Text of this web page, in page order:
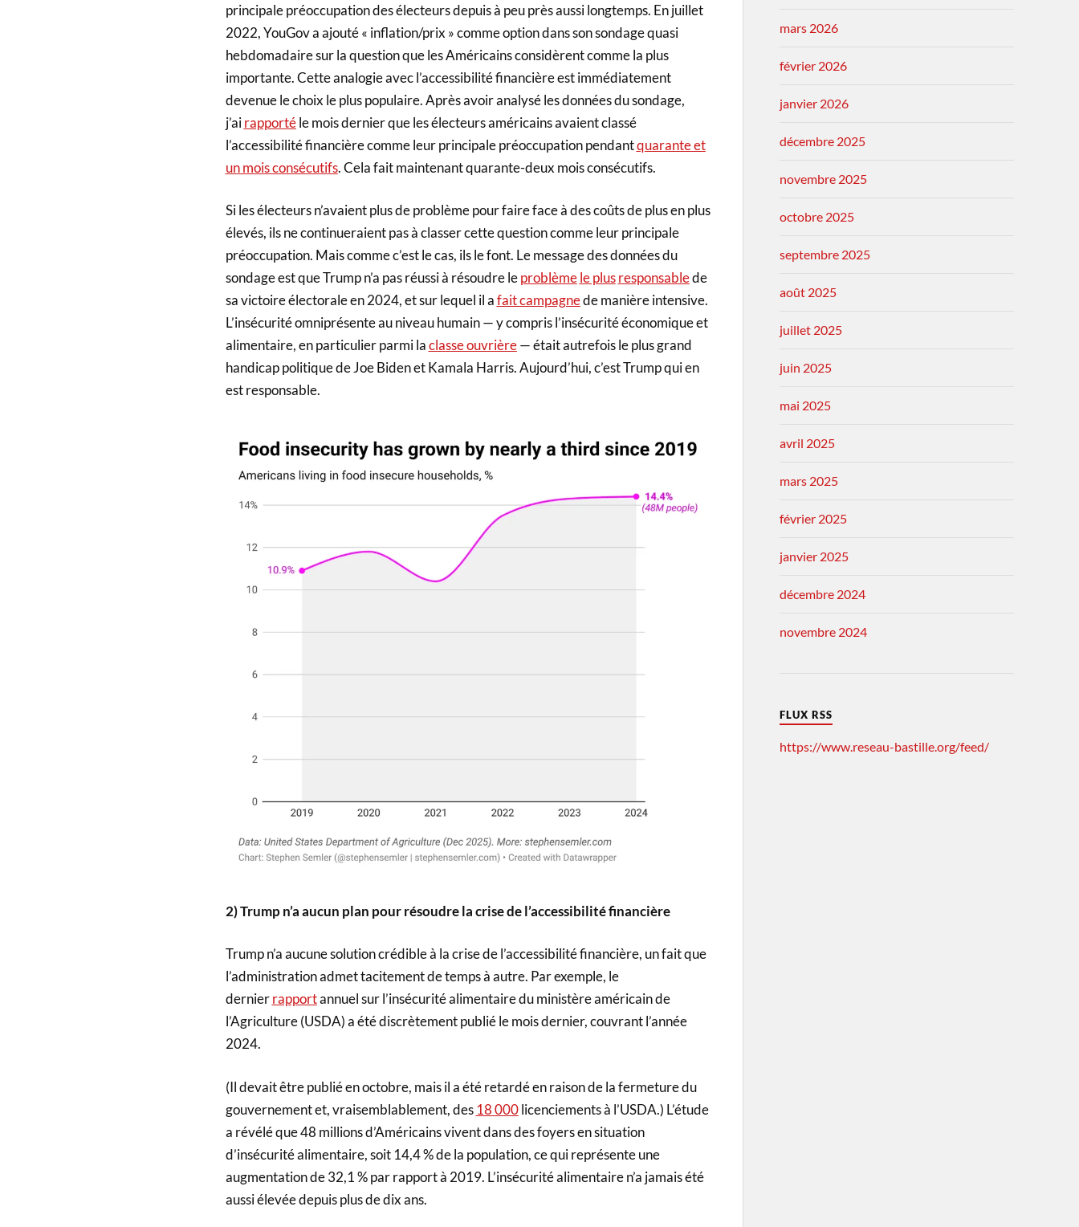
principale préoccupation des électeurs depuis à peu près aussi longtemps. En juillet
2022, YouGov a ajouté « inflation/prix » comme option dans son sondage quasi
hebdomadaire sur la question que les Américains considèrent comme la plus
importante. Cette analogie avec l’accessibilité financière est immédiatement
devenue le choix le plus populaire. Après avoir analysé les données du sondage,
j’airapportéle mois dernier que les électeurs américains avaient classé
l’accessibilité financière comme leur principale préoccupation pendantquarante et
un mois consécutifs. Cela fait maintenant quarante-deux mois consécutifs.
Si les électeurs n’avaient plus de problème pour faire face à des coûts de plus en plus
élevés, ils ne continueraient pas à classer cette question comme leur principale
préoccupation. Mais comme c’est le cas, ils le font. Le message des données du
sondage est que Trump n’a pas réussi à résoudre leproblème le plus responsablede
sa victoire électorale en 2024, et sur lequel il afait campagnede manière intensive.
L’insécurité omniprésente au niveau humain — y compris l’insécurité économique et
alimentaire, en particulier parmi laclasse ouvrière— était autrefois le plus grand
handicap politique de Joe Biden et Kamala Harris. Aujourd’hui, c’est Trump qui en
est responsable.
2) Trump n’a aucun plan pour résoudre la crise de l’accessibilité financière
Trump n’a aucune solution crédible à la crise de l’accessibilité financière, un fait que
l’administration admet tacitement de temps à autre. Par exemple, le
dernierrapportannuel sur l’insécurité alimentaire du ministère américain de
l’Agriculture (USDA) a été discrètement publié le mois dernier, couvrant l’année
2024.
(Il devait être publié en octobre, mais il a été retardé en raison de la fermeture du
gouvernement et, vraisemblablement, des 18 000licenciements à l’USDA.) L’étude
a révélé que 48 millions d’Américains vivent dans des foyers en situation
d’insécurité alimentaire, soit 14,4 % de la population, ce qui représente une
augmentation de 32,1 % par rapport à 2019. L’insécurité alimentaire n’a jamais été
aussi élevée depuis plus de dix ans.
mars 2026
février 2026
janvier 2026
décembre 2025
novembre 2025
octobre 2025
septembre 2025
août 2025
juillet 2025
juin 2025
mai 2025
avril 2025
mars 2025
février 2025
janvier 2025
décembre 2024
novembre 2024
FLUX RSS
https://www.reseau-bastille.org/feed/